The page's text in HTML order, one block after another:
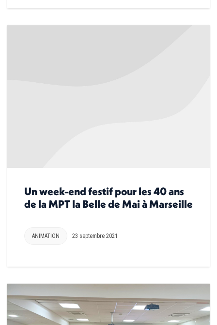
Un week-end festif pour les 40 ans
de la MPT la Belle de Mai à Marseille
ANIMATION 23 septembre 2021